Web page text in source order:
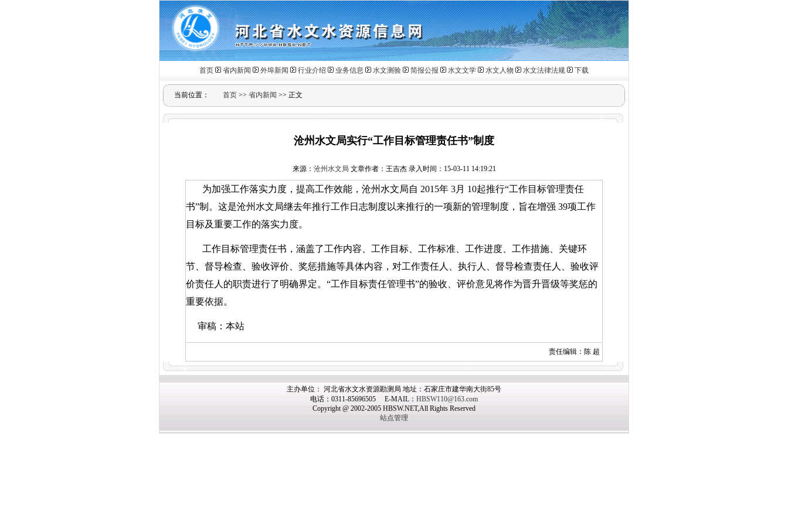
首页 省内新闻 外埠新闻 行业介绍 业务信息 水文测验 简报公报 水文文学 水文人物 水文法律法规 下载
当前位置： 首页 >> 省内新闻 >> 正文
沧州水文局实行“工作目标管理责任书”制度
来源： 沧州水文局 文章作者：王吉杰 录入时间：15-03-11 14:19:21
为加强工作落实力度，提高工作效能，沧州水文局自 2015年 3月 10起推行“工作目标管理责任
书”制。这是沧州水文局继去年推行工作日志制度以来推行的一项新的管理制度，旨在增强 39项工作
目标及重要工作的落实力度。
工作目标管理责任书，涵盖了工作内容、工作目标、工作标准、工作进度、工作措施、关键环
节、督导检查、验收评价、奖惩措施等具体内容，对工作责任人、执行人、督导检查责任人、验收评
价责任人的职责进行了明确界定。“工作目标责任管理书”的验收、评价意见将作为晋升晋级等奖惩的
重要依据。
审稿：本站
责任编辑：陈 超
主办单位： 河北省水文水资源勘测局 地址：石家庄市建华南大街85号
电话：0311-85696505 E-MAIL： HBSW110@163.com
Copyright @ 2002-2005 HBSW.NET,All Rights Reserved
站点管理